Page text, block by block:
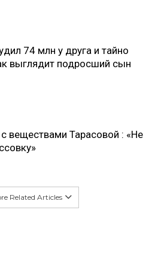
74 млн у друга и тайно
выглядит подросший сын
веществами Тарасовой : «Не
Related Articles